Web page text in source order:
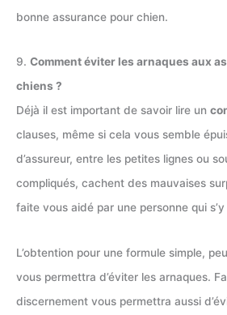
bonne assurance pour chien.
9. Comment éviter les arnaques aux
chiens ?
Déjà il est important de savoir lire un
clauses, même si cela vous semble
d’assureur, entre les petites lignes ou
compliqués, cachent des mauvaises
faite vous aidé par une personne qui
L’obtention pour une formule simple,
vous permettra d’éviter les arnaques.
discernement vous permettra aussi